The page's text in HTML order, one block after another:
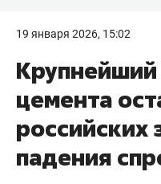
19 января 2026, 15:02
цемента
российских
падения